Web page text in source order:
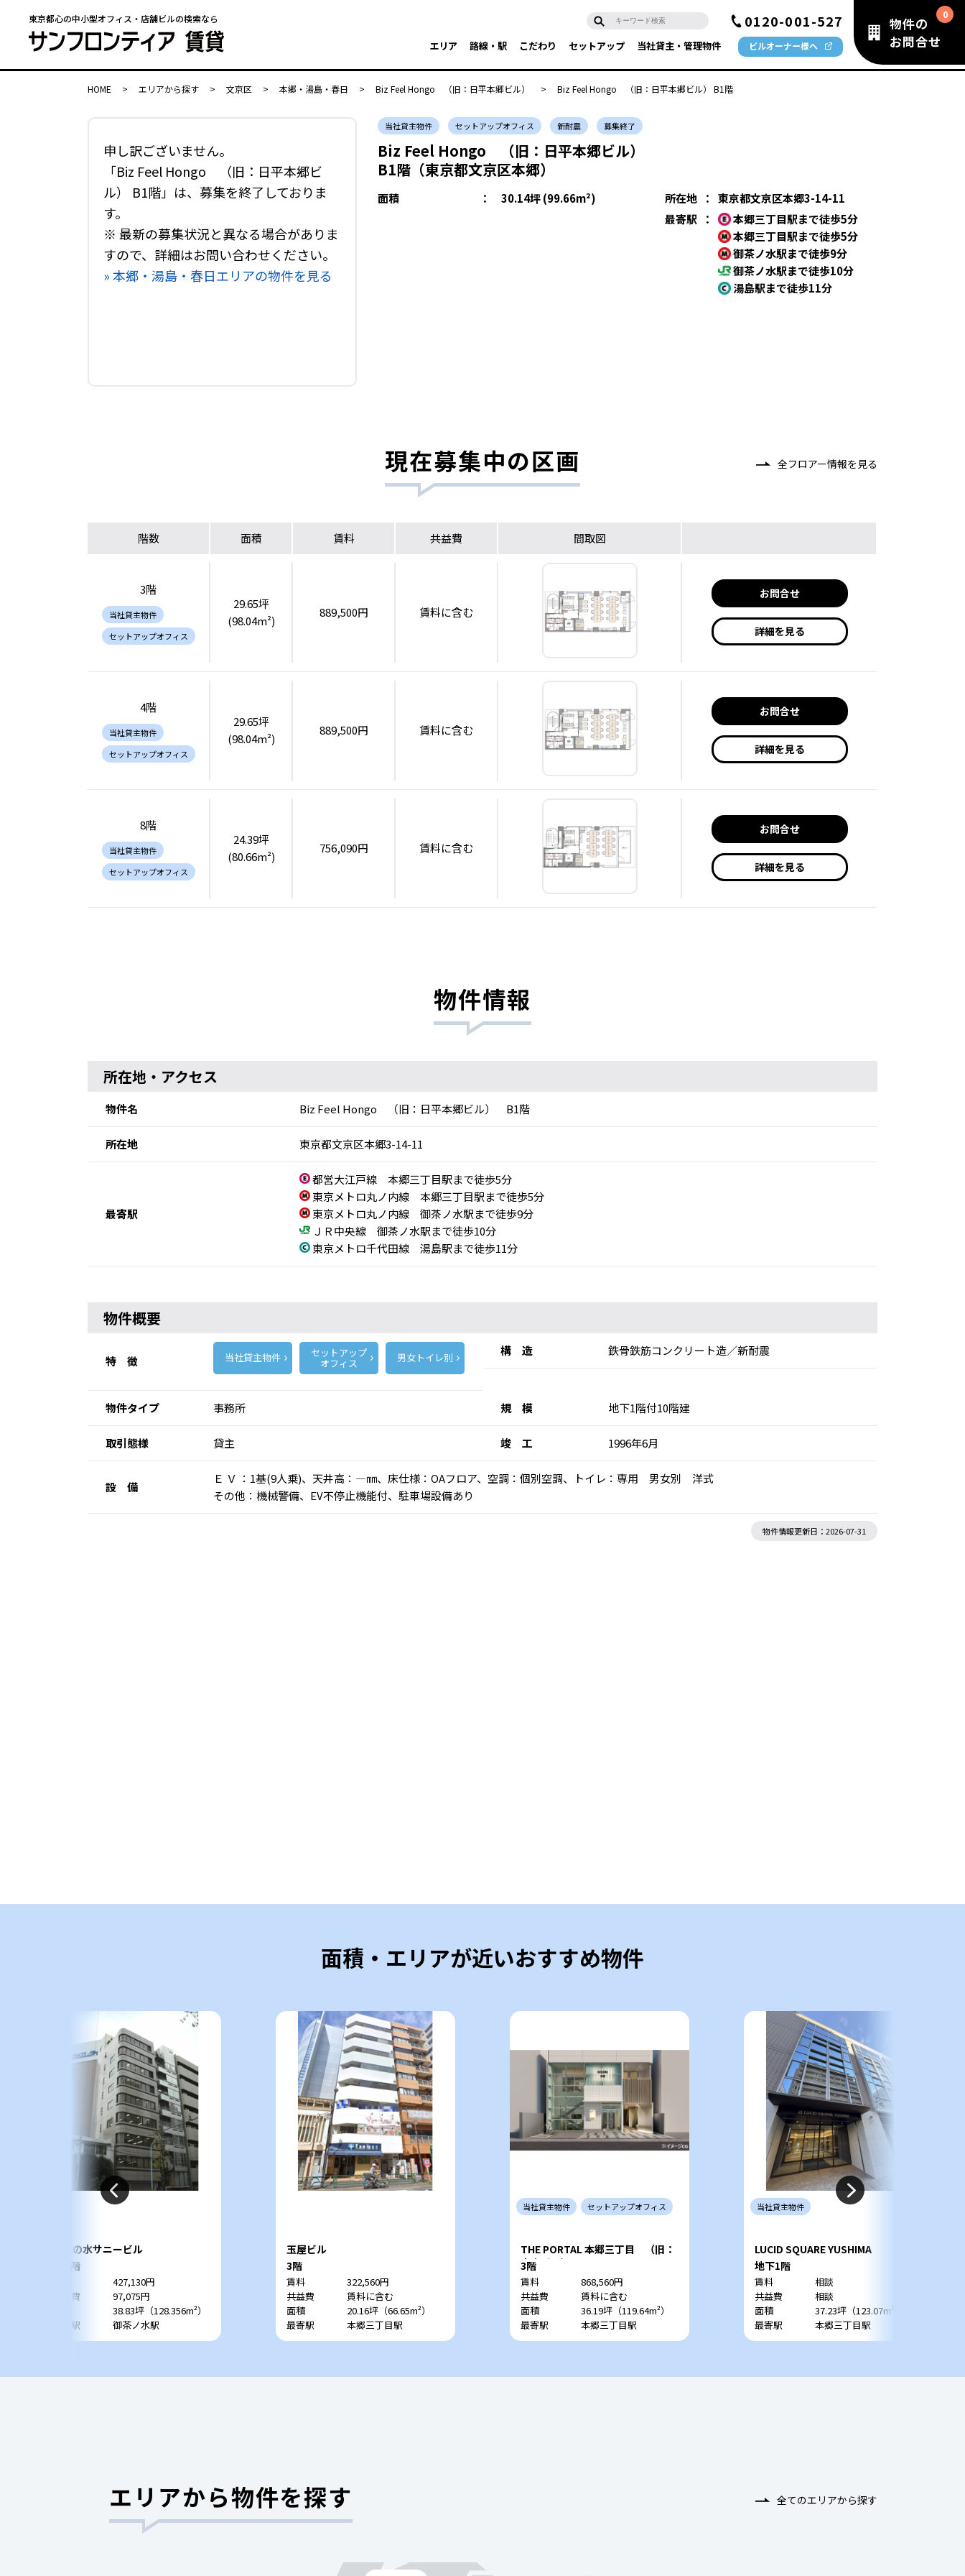
東京都心の中小型オフィス・店舗ビルの検索なら 0120-001-527
エリア 路線・駅 こだわり セットアップ 当社貸主・管理物件 ビルオーナー様へ
物件の
お問合せ
HOME > エリアから探す > 文京区 > 本郷・湯島・春日 > Biz Feel Hongo （旧：日平本郷ビル） > Biz Feel Hongo （旧：日平本郷ビル） B1階
申し訳ございません。
「Biz Feel Hongo （旧：日平本郷ビ
ル） B1階」は、募集を終了しておりま
す。
※ 最新の募集状況と異なる場合がありま
すので、詳細はお問い合わせください。
» 本郷・湯島・春日エリアの物件を見る
当社貸主物件 セットアップオフィス 新耐震 募集終了
Biz Feel Hongo （旧：日平本郷ビル）
B1階（東京都文京区本郷）
面積 ： 30.14坪 (99.66m²) 所在地 ：
東京都文京区本郷3-14-11
最寄駅
：
本郷三丁目駅まで徒歩5分
本郷三丁目駅まで徒歩5分
御茶ノ水駅まで徒歩9分
御茶ノ水駅まで徒歩10分
湯島駅まで徒歩11分
現在募集中の区画 全フロアー情報を見る
階数 面積 賃料 共益費 間取図
3階
当社貸主物件
セットアップオフィス
29.65坪
(98.04m²)
889,500円 賃料に含む
お問合せ
詳細を見る
4階
当社貸主物件
セットアップオフィス
29.65坪
(98.04m²)
889,500円 賃料に含む
お問合せ
詳細を見る
8階
当社貸主物件
セットアップオフィス
24.39坪
(80.66m²)
756,090円 賃料に含む
お問合せ
詳細を見る
物件情報
所在地・アクセス
物件名 Biz Feel Hongo （旧：日平本郷ビル） B1階
所在地 東京都文京区本郷3-14-11
最寄駅
都営大江戸線 本郷三丁目駅まで徒歩5分
東京メトロ丸ノ内線 本郷三丁目駅まで徒歩5分
東京メトロ丸ノ内線 御茶ノ水駅まで徒歩9分
ＪＲ中央線 御茶ノ水駅まで徒歩10分
東京メトロ千代田線 湯島駅まで徒歩11分
物件概要
特 徴 当社貸主物件 セットアップ
オフィス 男女トイレ別 構 造 鉄骨鉄筋コンクリート造／新耐震
物件タイプ 事務所 規 模 地下1階付10階建
取引態様 貸主 竣 工 1996年6月
設 備
Ｅ Ｖ ：1基(9人乗)、天井高：―㎜、床仕様：OAフロア、空調：個別空調、トイレ：専用 男女別 洋式
その他：機械警備、EV不停止機能付、駐車場設備あり
物件情報更新日：2026-07-31
面積・エリアが近いおすすめ物件
お茶の水サニービル
8+9階
427,130円
共益費
97,075円
38.83坪（128.356m²）
最寄駅
御茶ノ水駅
玉屋ビル
3階
賃料
322,560円
共益費
賃料に含む
面積
20.16坪（66.65m²）
最寄駅
本郷三丁目駅
当社貸主物件 セットアップオフィス
THE PORTAL 本郷三丁目 （旧：
宮本ビル）
3階
賃料
868,560円
共益費
賃料に含む
面積
36.19坪（119.64m²）
最寄駅
本郷三丁目駅
当社貸主物件
LUCID SQUARE YUSHIMA
地下1階
賃料
相談
共益費
相談
面積
37.23坪（123.07m²）
最寄駅
本郷三丁目駅
エリアから物件を探す 全てのエリアから探す